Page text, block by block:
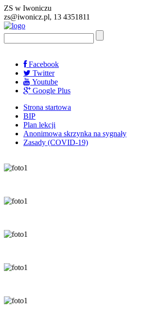
ZS w Iwoniczu
zs@iwonicz.pl, 13 4351811
Facebook
Twitter
Youtube
Google Plus
Strona startowa
BIP
Plan lekcji
Anonimowa skrzynka na sygnały
Zasady (COVID-19)